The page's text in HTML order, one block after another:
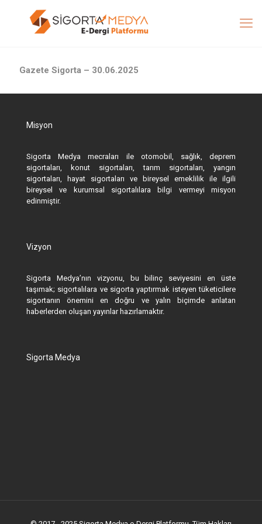
Gazete Sigorta – 30.06.2025
Misyon
Sigorta Medya mecraları ile otomobil, sağlık, deprem
sigortaları, konut sigortaları, tarım sigortaları, yangın
sigortaları, hayat sigortaları ve bireysel emeklilik ile ilgili
bireysel ve kurumsal sigortalılara bilgi vermeyi misyon
edinmiştir.
Vizyon
Sigorta Medya’nın vizyonu, bu bilinç seviyesini en üste
taşımak; sigortalılara ve sigorta yaptırmak isteyen tüketicilere
sigortanın önemini en doğru ve yalın biçimde anlatan
haberlerden oluşan yayınlar hazırlamaktır.
Sigorta Medya